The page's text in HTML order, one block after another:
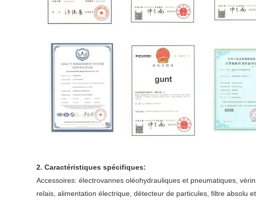
2. Caractéristiques spécifiques:
Accessoires: électrovannes oléohydrauliques et pneumatiques,
relais, alimentation électrique, détecteur de particules, filtre absolu